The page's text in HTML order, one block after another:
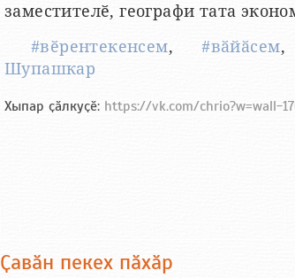
заместителӗ, географи тата
#вӗрентекенсем,#вӑйӑсем
Шупашкар
Хыпар ҫӑлкуҫӗ: https://vk.com/chrio?w=wall-
Ҫавӑн пекех пӑхӑр